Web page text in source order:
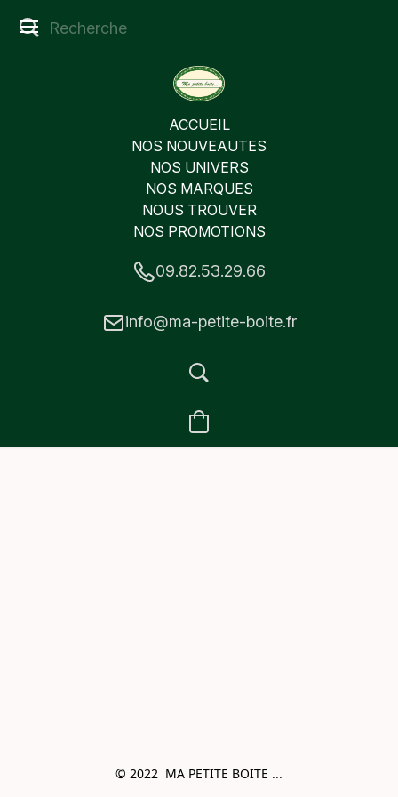
ACCUEIL
NOS NOUVEAUTES
NOS UNIVERS
NOS MARQUES
NOUS TROUVER
NOS PROMOTIONS
09.82.53.29.66
info@ma-petite-boite.fr
© 2022  MA PETITE BOITE ...